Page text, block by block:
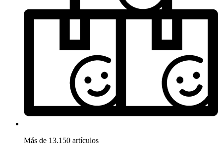
Más de 13.150 artículos